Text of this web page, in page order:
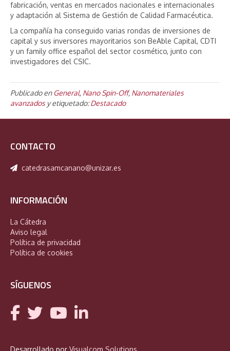
fabricación, ventas en mercados nacionales e internacionales
y adaptación al Sistema de Gestión de Calidad Farmacéutica.
La compañía ha conseguido varias rondas de inversiones de
capital y sus inversores mayoritarios son BeAble Capital, CDTI
y un family office español del sector cosmético, junto con
investigadores del CSIC.
Publicado enGeneral, Nano Spin-Off, Nanomateriales
avanzadosy etiquetado:Destacado
CONTACTO
catedrasamcanano@unizar.es
INFORMACIÓN
La Cátedra
Aviso legal
Política de privacidad
Política de cookies
SÍGUENOS